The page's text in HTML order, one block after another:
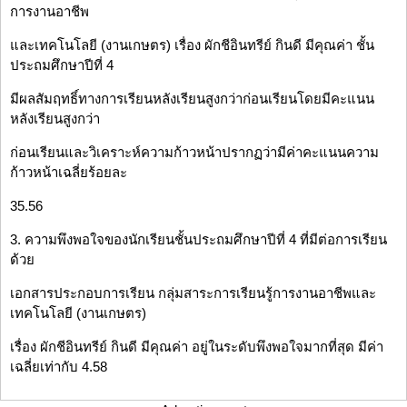
การงานอาชีพ
และเทคโนโลยี (งานเกษตร) เรื่อง ผักชีอินทรีย์ กินดี มีคุณค่า ชั้น
ประถมศึกษาปีที่ 4
มีผลสัมฤทธิ์ทางการเรียนหลังเรียนสูงกว่าก่อนเรียนโดยมีคะแนน
หลังเรียนสูงกว่า
ก่อนเรียนและวิเคราะห์ความก้าวหน้าปรากฏว่ามีค่าคะแนนความ
ก้าวหน้าเฉลี่ยร้อยละ
35.56
3. ความพึงพอใจของนักเรียนชั้นประถมศึกษาปีที่ 4 ที่มีต่อการเรียน
ด้วย
เอกสารประกอบการเรียน กลุ่มสาระการเรียนรู้การงานอาชีพและ
เทคโนโลยี (งานเกษตร)
เรื่อง ผักชีอินทรีย์ กินดี มีคุณค่า อยู่ในระดับพึงพอใจมากที่สุด มีค่า
เฉลี่ยเท่ากับ 4.58